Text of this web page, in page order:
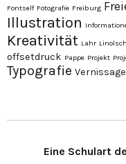
Fontself Fotografie Freiburg
Illustration
Kreativität Lahr
offsetdruck Pappe Projekt
Typografie Vernissage
Eine Schulart